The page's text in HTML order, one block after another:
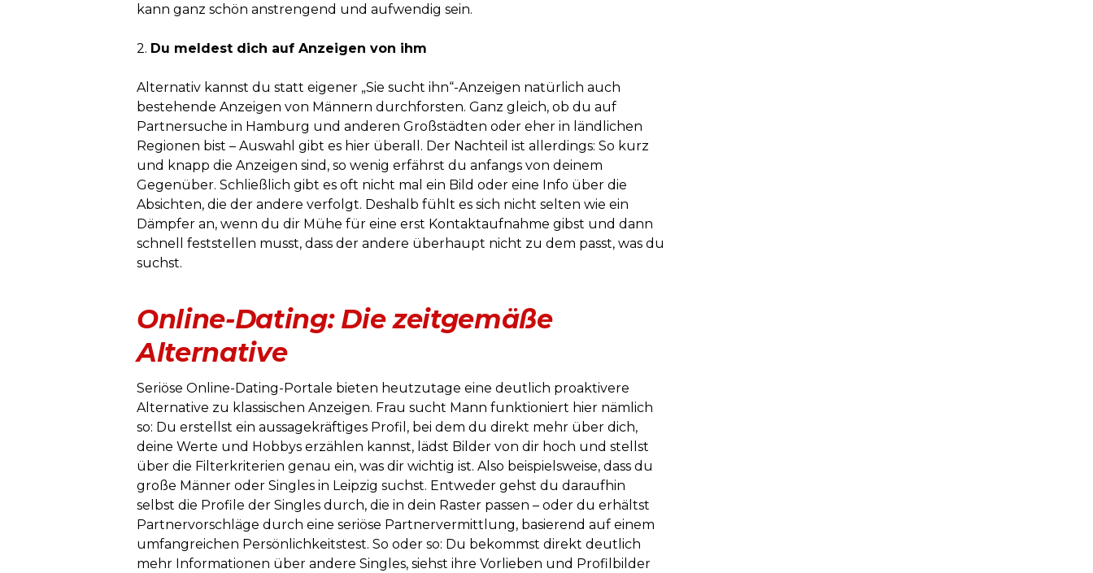
kann ganz schön anstrengend und aufwendig sein.
2. Du meldest dich auf Anzeigen von ihm
Alternativ kannst du statt eigener „Sie sucht ihn“-Anzeigen natürlich auch
bestehende Anzeigen von Männern durchforsten. Ganz gleich, ob du auf
Partnersuche in Hamburg und anderen Großstädten oder eher in ländlichen
Regionen bist – Auswahl gibt es hier überall. Der Nachteil ist allerdings: So kurz
und knapp die Anzeigen sind, so wenig erfährst du anfangs von deinem
Gegenüber. Schließlich gibt es oft nicht mal ein Bild oder eine Info über die
Absichten, die der andere verfolgt. Deshalb fühlt es sich nicht selten wie ein
Dämpfer an, wenn du dir Mühe für eine erst Kontaktaufnahme gibst und dann
schnell feststellen musst, dass der andere überhaupt nicht zu dem passt, was du
suchst.
Online-Dating: Die zeitgemäße
Alternative
Seriöse Online-Dating-Portale bieten heutzutage eine deutlich proaktivere
Alternative zu klassischen Anzeigen. Frau sucht Mann funktioniert hier nämlich
so: Du erstellst ein aussagekräftiges Profil, bei dem du direkt mehr über dich,
deine Werte und Hobbys erzählen kannst, lädst Bilder von dir hoch und stellst
über die Filterkriterien genau ein, was dir wichtig ist. Also beispielsweise, dass du
große Männer oder Singles in Leipzig suchst. Entweder gehst du daraufhin
selbst die Profile der Singles durch, die in dein Raster passen – oder du erhältst
Partnervorschläge durch eine seriöse Partnervermittlung, basierend auf einem
umfangreichen Persönlichkeitstest. So oder so: Du bekommst direkt deutlich
mehr Informationen über andere Singles, siehst ihre Vorlieben und Profilbilder